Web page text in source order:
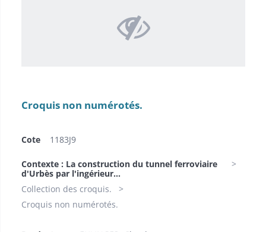
Croquis non numérotés.
Cote 1183J9
Contexte : La construction du tunnel ferroviaire
d'Urbès par l'ingérieur...
Collection des croquis.
Croquis non numérotés.